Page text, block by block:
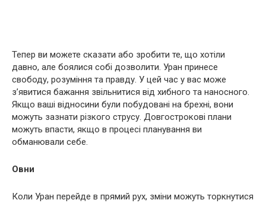
Тепер ви можете сказати або зробити те, що хотіли
давно, але боялися собі дозволити. Уран принесе
свободу, розуміння та правду. У цей час у вас може
з’явитися бажання звільнитися від хибного та наносного.
Якщо ваші відносини були побудовані на брехні, вони
можуть зазнати різкого струсу. Довгострокові плани
можуть впасти, якщо в процесі планування ви
обманювали себе.
Овни
Коли Уран перейде в прямий рух, зміни можуть торкнутися